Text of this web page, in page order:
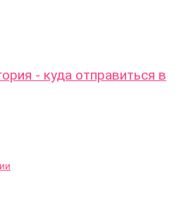
- куда отправиться в